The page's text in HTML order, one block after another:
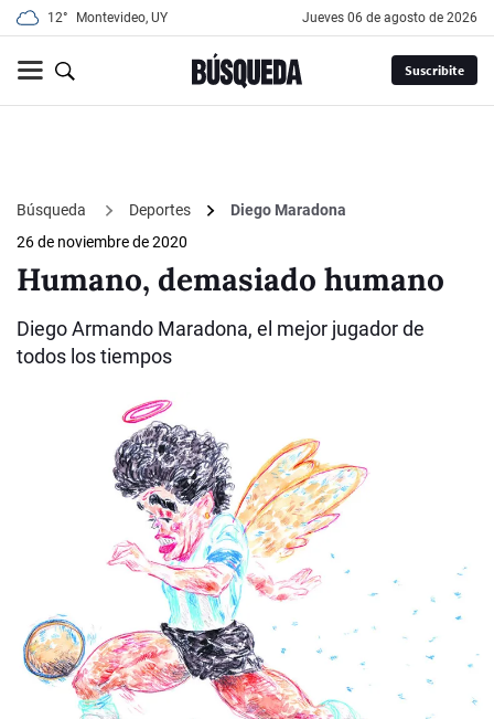
12° Montevideo, UY jueves 06 de agosto de 2026
Suscribite
Búsqueda Deportes
Diego Maradona
26 de noviembre de 2020
Humano, demasiado humano
Diego Armando Maradona, el mejor jugador de
todos los tiempos